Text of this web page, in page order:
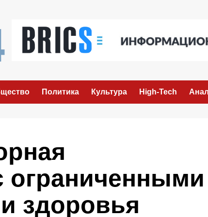
Политика Культура High-Tech
ограниченными
здоровья